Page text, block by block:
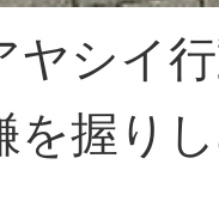
ヤシイ
を握り